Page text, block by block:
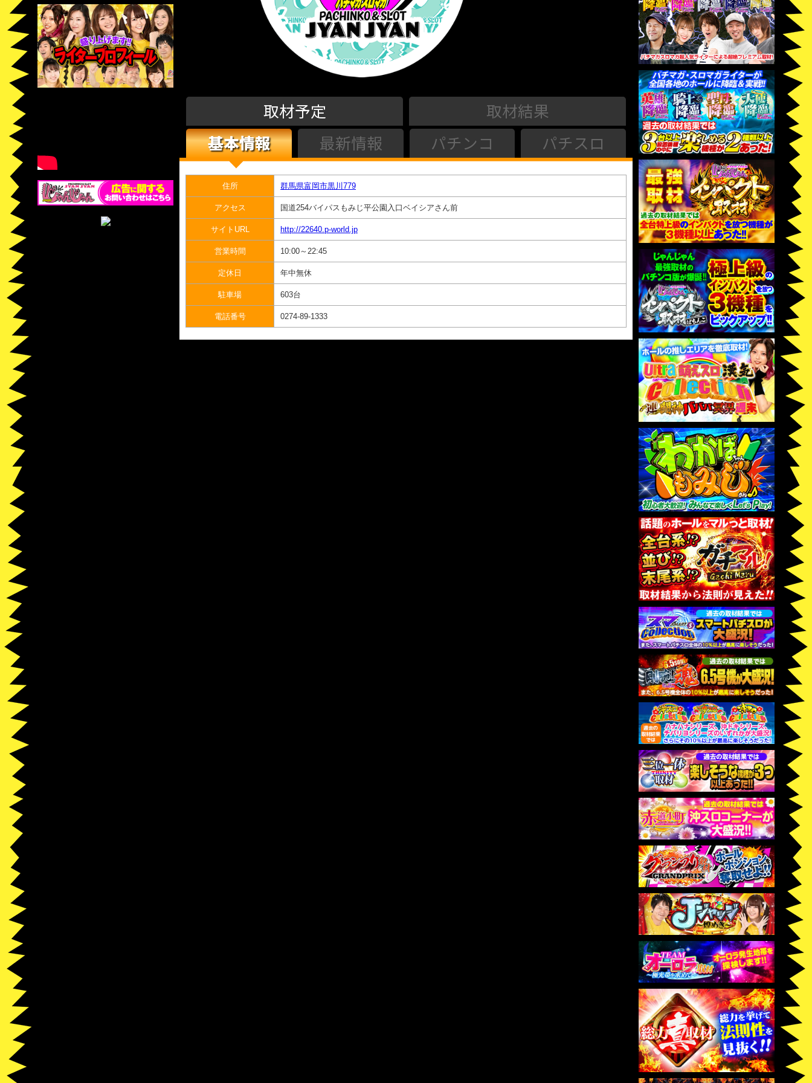
取材予定
取材結果
基本情報
最新情報 パチンコ パチスロ
住所 群馬県富岡市黒川779
アクセス 国道254バイパスもみじ平公園入口ベイシアさん前
サイトURL http://22640.p-world.jp
営業時間 10:00～22:45
定休日 年中無休
駐車場 603台
電話番号 0274-89-1333